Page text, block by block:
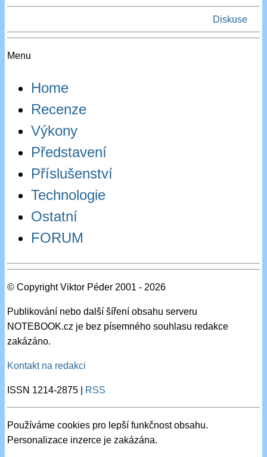
Diskuse
Menu
Home
Recenze
Výkony
Představení
Příslušenství
Technologie
Ostatní
FORUM
© Copyright Viktor Péder 2001 - 2026
Publikování nebo další šíření obsahu serveru
NOTEBOOK.cz je bez písemného souhlasu redakce
zakázáno.
Kontakt na redakci
ISSN 1214-2875 | RSS
Používáme cookies pro lepší funkčnost obsahu.
Personalizace inzerce je zakázána.